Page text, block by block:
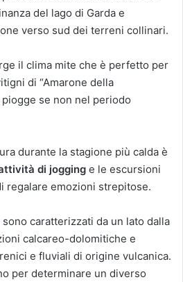
del lago di Garda e
verso sud dei terreni collinari.
il clima mite che è perfetto per
di “Amarone della
se non nel periodo
durante la stagione più calda è
di jogging e le escursioni
regalare emozioni strepitose.
sono caratterizzati da un lato dalla
calcareo-dolomitiche e
e fluviali di origine vulcanica.
per determinare un diverso